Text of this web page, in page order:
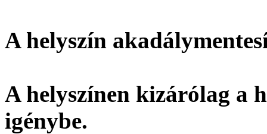
A helyszín
A helyszínen kizárólag a
igénybe.